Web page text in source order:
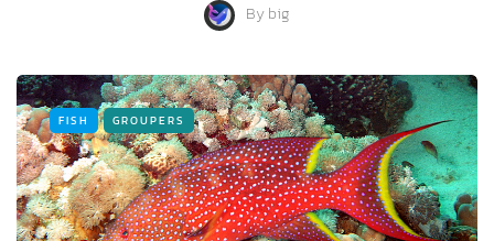
Bybig
FISH GROUPERS